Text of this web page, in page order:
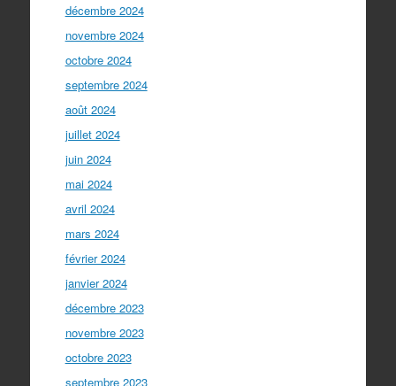
décembre 2024
novembre 2024
octobre 2024
septembre 2024
août 2024
juillet 2024
juin 2024
mai 2024
avril 2024
mars 2024
février 2024
janvier 2024
décembre 2023
novembre 2023
octobre 2023
septembre 2023